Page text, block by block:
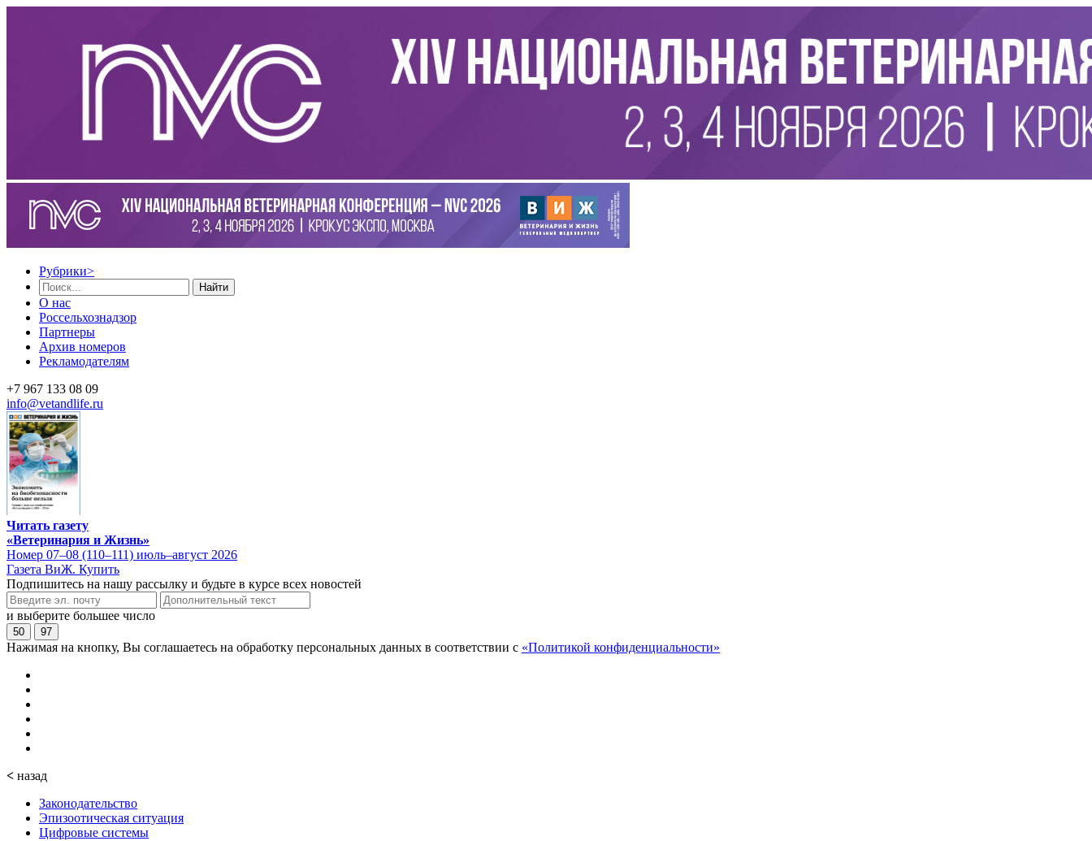
Рубрики>
Найти
О нас
Россельхознадзор
Партнеры
Архив номеров
Рекламодателям
+7 967 133 08 09
info@vetandlife.ru
Читать газету
«Ветеринария и Жизнь»
Номер 07–08 (110–111) июль–август 2026
Газета ВиЖ. Купить
Подпишитесь на нашу рассылку и будьте в курсе всех новостей
и выберите большее число
50 97
Нажимая на кнопку, Вы соглашаетесь на обработку персональных данных в соответствии с «Политикой конфиденциальности»
< назад
Законодательство
Эпизоотическая ситуация
Цифровые системы